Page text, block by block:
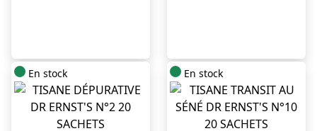
En stock En stock